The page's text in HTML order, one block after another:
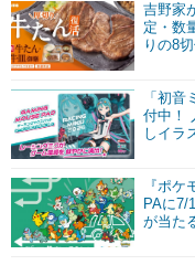
吉野家
定・数
りの8
「初
付中！
しイラ
『ポ
PAに7/
が当た